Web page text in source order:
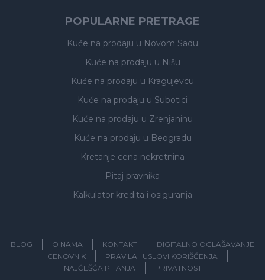
POPULARNE PRETRAGE
Kuće na prodaju u Novom Sadu
Kuće na prodaju u Nišu
Kuće na prodaju u Kragujevcu
Kuće na prodaju u Subotici
Kuće na prodaju u Zrenjaninu
Kuće na prodaju u Beogradu
Kretanje cena nekretnina
Pitaj pravnika
Kalkulator kredita i osiguranja
BLOG O NAMA KONTAKT
DIGITALNO OGLAŠAVANJE
CENOVNIK
PRAVILA I USLOVI KORIŠĆENJA
NAJČEŠĆA PITANJA
PRIVATNOST